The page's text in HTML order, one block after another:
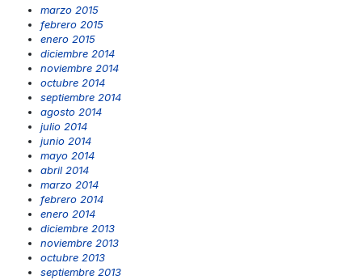
marzo 2015
febrero 2015
enero 2015
diciembre 2014
noviembre 2014
octubre 2014
septiembre 2014
agosto 2014
julio 2014
junio 2014
mayo 2014
abril 2014
marzo 2014
febrero 2014
enero 2014
diciembre 2013
noviembre 2013
octubre 2013
septiembre 2013